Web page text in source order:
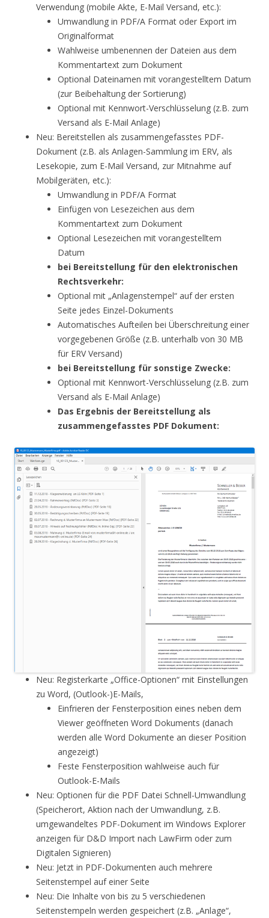
Verwendung (mobile Akte, E-Mail Versand, etc.):
Umwandlung in PDF/A Format oder Export im
Originalformat
Wahlweise umbenennen der Dateien aus dem
Kommentartext zum Dokument
Optional Dateinamen mit vorangestelltem Datum
(zur Beibehaltung der Sortierung)
Optional mit Kennwort-Verschlüsselung (z.B. zum
Versand als E-Mail Anlage)
Neu: Bereitstellen als zusammengefasstes PDF-
Dokument (z.B. als Anlagen-Sammlung im ERV, als
Lesekopie, zum E-Mail Versand, zur Mitnahme auf
Mobilgeräten, etc.):
Umwandlung in PDF/A Format
Einfügen von Lesezeichen aus dem
Kommentartext zum Dokument
Optional Lesezeichen mit vorangestelltem
Datum
bei Bereitstellung für den elektronischen
Rechtsverkehr:
Optional mit „Anlagenstempel“ auf der ersten
Seite jedes Einzel-Dokuments
Automatisches Aufteilen bei Überschreitung einer
vorgegebenen Größe (z.B. unterhalb von 30 MB
für ERV Versand)
bei Bereitstellung für sonstige Zwecke:
Optional mit Kennwort-Verschlüsselung (z.B. zum
Versand als E-Mail Anlage)
Das Ergebnis der Bereitstellung als
zusammengefasstes PDF Dokument:
Neu: Registerkarte „Office-Optionen“ mit Einstellungen
zu Word, (Outlook-)E-Mails,
Einfrieren der Fensterposition eines neben dem
Viewer geöffneten Word Dokuments (danach
werden alle Word Dokumente an dieser Position
angezeigt)
Feste Fensterposition wahlweise auch für
Outlook-E-Mails
Neu: Optionen für die PDF Datei Schnell-Umwandlung
(Speicherort, Aktion nach der Umwandlung, z.B.
umgewandeltes PDF-Dokument im Windows Explorer
anzeigen für D&D Import nach LawFirm oder zum
Digitalen Signieren)
Neu: Jetzt in PDF-Dokumenten auch mehrere
Seitenstempel auf einer Seite
Neu: Die Inhalte von bis zu 5 verschiedenen
Seitenstempeln werden gespeichert (z.B. „Anlage“,